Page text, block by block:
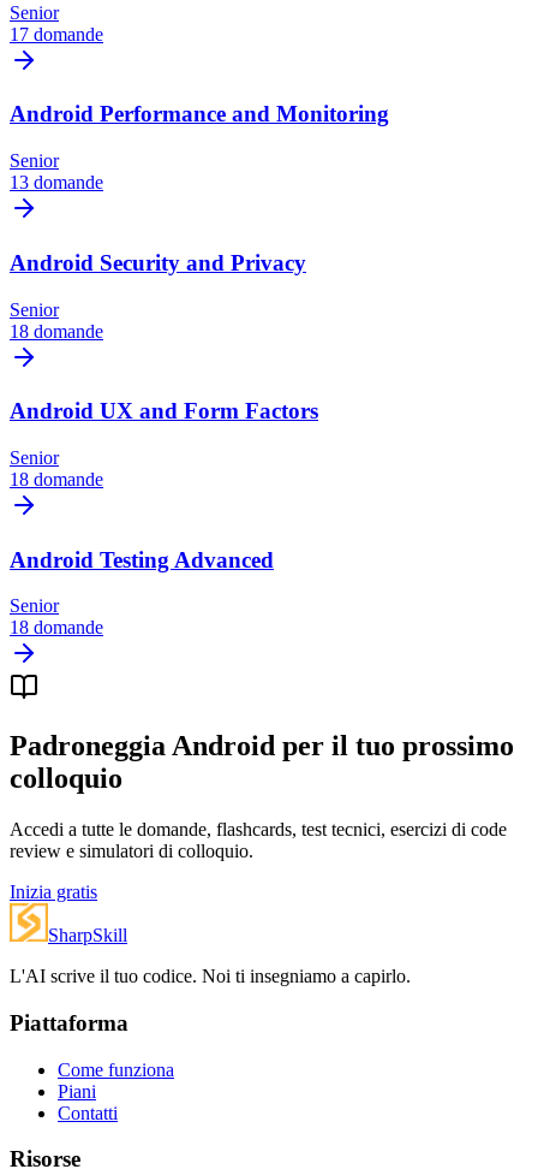
Senior
17 domande
Android Performance and Monitoring
Senior
13 domande
Android Security and Privacy
Senior
18 domande
Android UX and Form Factors
Senior
18 domande
Android Testing Advanced
Senior
18 domande
Padroneggia Android per il tuo prossimo
colloquio
Accedi a tutte le domande, flashcards, test tecnici, esercizi di code
review e simulatori di colloquio.
Inizia gratis
SharpSkill
L'AI scrive il tuo codice. Noi ti insegniamo a capirlo.
Piattaforma
Come funziona
Piani
Contatti
Risorse